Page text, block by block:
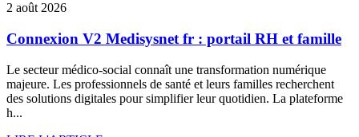
2 août 2026
Connexion V2 Medisysnet fr : portail RH et famille
Le secteur médico-social connaît une transformation numérique
majeure. Les professionnels de santé et leurs familles recherchent
des solutions digitales pour simplifier leur quotidien. La plateforme
h...